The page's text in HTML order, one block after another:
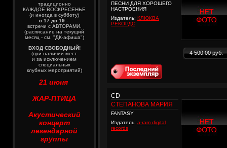
традиционно
КАЖДОЕ ВОСКРЕСЕНЬЕ
(и иногда в субботу)
с 17 до 19 -
встречи с АВТОРАМИ.
(расписание на текущий
месяц - см. "ДК-афиша")
ВХОД СВОБОДНЫЙ!
(при наличии мест
и за исключением
специальных
клубных мероприятий)
21 июня
ЖАР-ПТИЦА
Акустический
концерт
легендарной
группы
ПЕСНИ ДЛЯ ХОРОШЕГО
НАСТРОЕНИЯ
Издатель: КЛЮКВА
РЕКОРДС
4 500.00 руб.
CD
СТЕПАНОВА МАРИЯ
FANTASY
Издатель: a-ram digital
records